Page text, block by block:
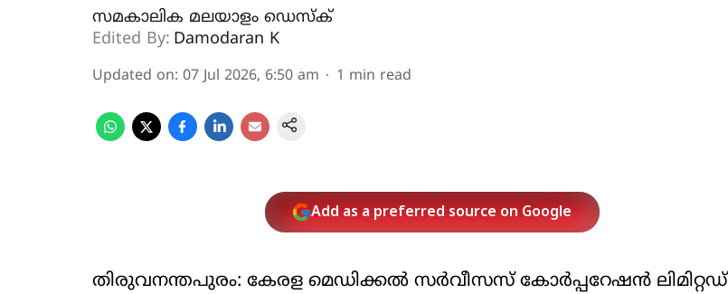
സമകാലിക മലയാളം ഡെസ്ക്
Edited By: Damodaran K
Updated on: 07 Jul 2026, 6:50 am 1 min read
Add as a preferred source on Google
തിരുവനന്തപുരം: കേരള മെഡിക്കൽ സർവീസസ് കോർപ്പറേഷൻ ലിമിറ്റഡ്